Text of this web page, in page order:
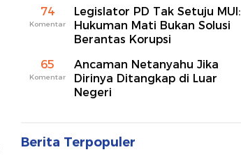
74
Komentar
Legislator PD Tak Setuju MUI:
Hukuman Mati Bukan Solusi
Berantas Korupsi
65
Komentar
Ancaman Netanyahu Jika
Dirinya Ditangkap di Luar
Negeri
Berita Terpopuler